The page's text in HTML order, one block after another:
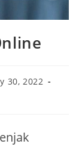
30, 2022